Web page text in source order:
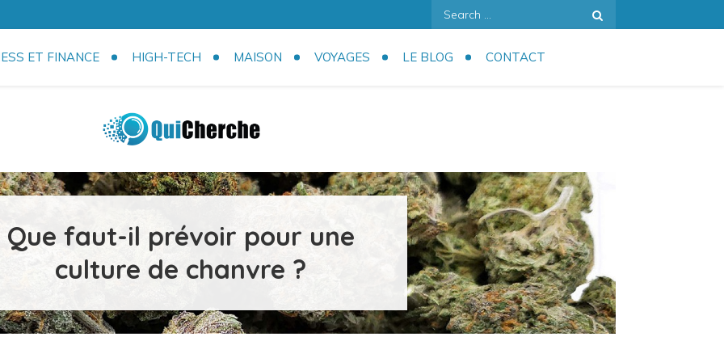
Search
for:
ET FINANCE HIGH-TECH MAISON VOYAGES LE BLOG CONTACT
Que faut-il prévoir pour une
culture de chanvre ?